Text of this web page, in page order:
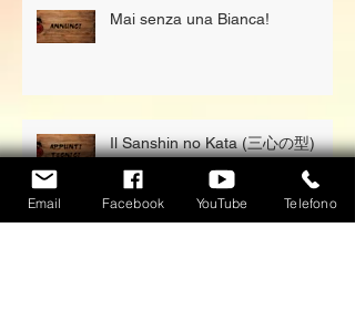
Mai senza una Bianca!
Il Sanshin no Kata (三心の型)
Email Facebook YouTube Telefono